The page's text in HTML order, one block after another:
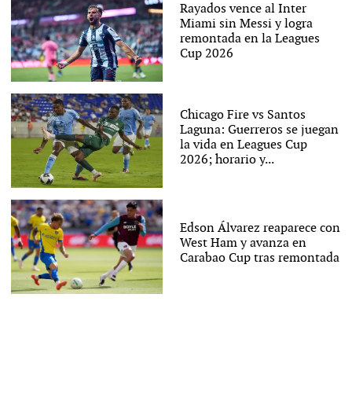
Rayados vence al Inter
Miami sin Messi y logra
remontada en la Leagues
Cup 2026
Chicago Fire vs Santos
Laguna: Guerreros se juegan
la vida en Leagues Cup
2026; horario y...
Edson Álvarez reaparece con
West Ham y avanza en
Carabao Cup tras remontada